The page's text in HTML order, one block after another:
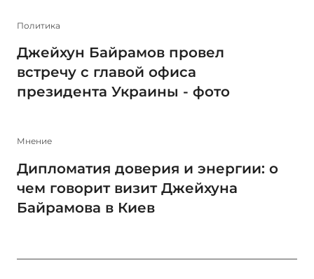
Политика
Джейхун Байрамов провел
встречу с главой офиса
президента Украины - фото
Мнение
Дипломатия доверия и энергии: о
чем говорит визит Джейхуна
Байрамова в Киев